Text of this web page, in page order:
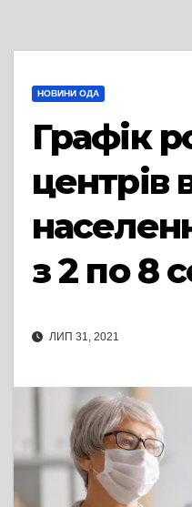
НОВИНИ ОДА
Графік
центрів
з 2 по 8
ЛИП 31, 2021